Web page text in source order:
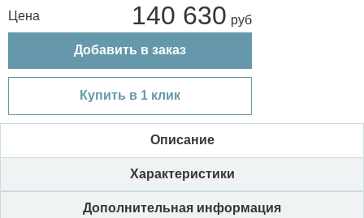
Цена 140 630
Добавить в заказ
Купить в 1 клик
Описание
Характеристики
Дополнительная информация